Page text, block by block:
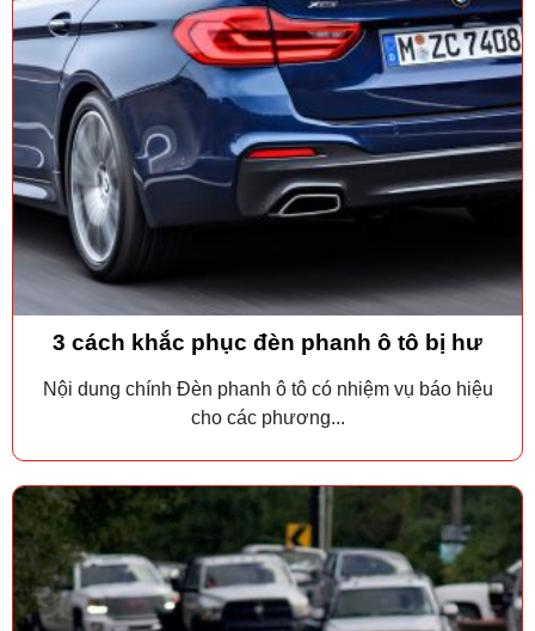
3 cách khắc phục đèn phanh ô tô bị hư
Nội dung chính Đèn phanh ô tô có nhiệm vụ báo hiệu
cho các phương...